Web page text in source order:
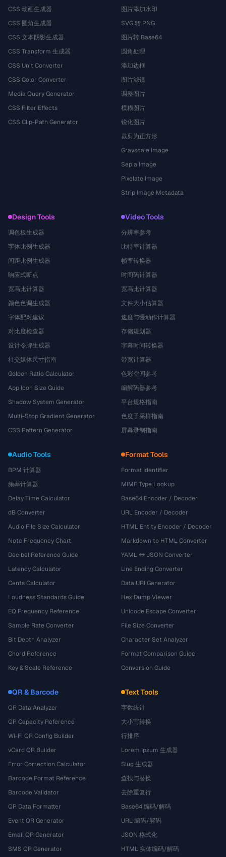
CSS 动画生成器
CSS 圆角生成器
CSS 文本阴影生成器
CSS Transform 生成器
CSS Unit Converter
CSS Color Converter
Media Query Generator
CSS Filter Effects
CSS Clip-Path Generator
图片添加水印
SVG 转 PNG
图片转 Base64
圆角处理
添加边框
图片滤镜
调整图片
模糊图片
锐化图片
裁剪为正方形
Grayscale Image
Sepia Image
Pixelate Image
Strip Image Metadata
Design Tools
调色板生成器
字体比例生成器
间距比例生成器
响应式断点
宽高比计算器
颜色色调生成器
字体配对建议
对比度检查器
设计令牌生成器
社交媒体尺寸指南
Golden Ratio Calculator
App Icon Size Guide
Shadow System Generator
Multi-Stop Gradient Generator
CSS Pattern Generator
Video Tools
分辨率参考
比特率计算器
帧率转换器
时间码计算器
宽高比计算器
文件大小估算器
速度与慢动作计算器
存储规划器
字幕时间转换器
带宽计算器
色彩空间参考
编解码器参考
平台规格指南
色度子采样指南
屏幕录制指南
Audio Tools
BPM 计算器
频率计算器
Delay Time Calculator
dB Converter
Audio File Size Calculator
Note Frequency Chart
Decibel Reference Guide
Latency Calculator
Cents Calculator
Loudness Standards Guide
EQ Frequency Reference
Sample Rate Converter
Bit Depth Analyzer
Chord Reference
Key & Scale Reference
Format Tools
Format Identifier
MIME Type Lookup
Base64 Encoder / Decoder
URL Encoder / Decoder
HTML Entity Encoder / Decoder
Markdown to HTML Converter
YAML ↔ JSON Converter
Line Ending Converter
Data URI Generator
Hex Dump Viewer
Unicode Escape Converter
File Size Converter
Character Set Analyzer
Format Comparison Guide
Conversion Guide
QR & Barcode
QR Data Analyzer
QR Capacity Reference
Wi-Fi QR Config Builder
vCard QR Builder
Error Correction Calculator
Barcode Format Reference
Barcode Validator
QR Data Formatter
Event QR Generator
Email QR Generator
SMS QR Generator
Text Tools
字数统计
大小写转换
行排序
Lorem Ipsum 生成器
Slug 生成器
查找与替换
去除重复行
Base64 编码/解码
URL 编码/解码
JSON 格式化
HTML 实体编码/解码